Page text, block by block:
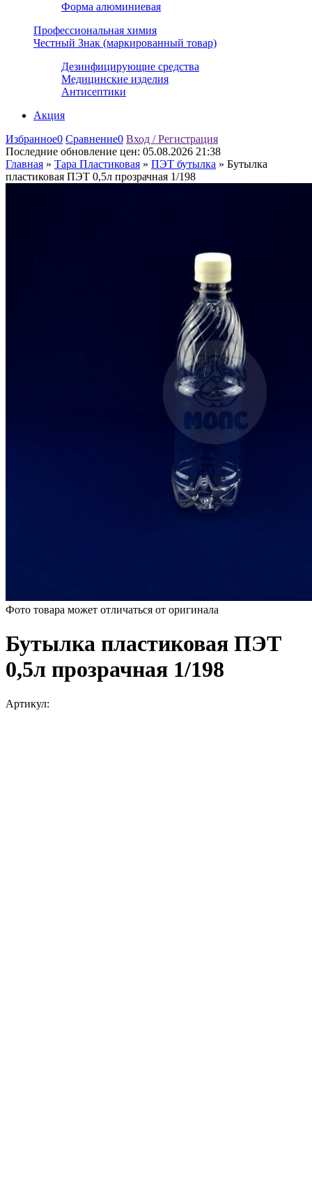
Форма алюминиевая
Профессиональная химия
Честный Знак (маркированный товар)
Дезинфицирующие средства
Медицинские изделия
Антисептики
Акция
Избранное0 Сравнение0 Вход / Регистрация
Последние обновление цен: 05.08.2026 21:38
Главная » Тара Пластиковая » ПЭТ бутылка » Бутылка
пластиковая ПЭТ 0,5л прозрачная 1/198
Фото товара может отличаться от оригинала
Бутылка пластиковая ПЭТ
0,5л прозрачная 1/198
Артикул: